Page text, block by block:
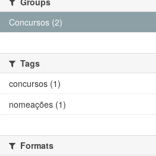
Concursos (2)
Tags
concursos (1)
nomeações (1)
Formats